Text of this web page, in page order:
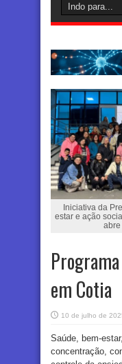
Iniciativa da
estar e ação
abre
em Cotia
10 de julho de
Saúde, bem-
concentração,